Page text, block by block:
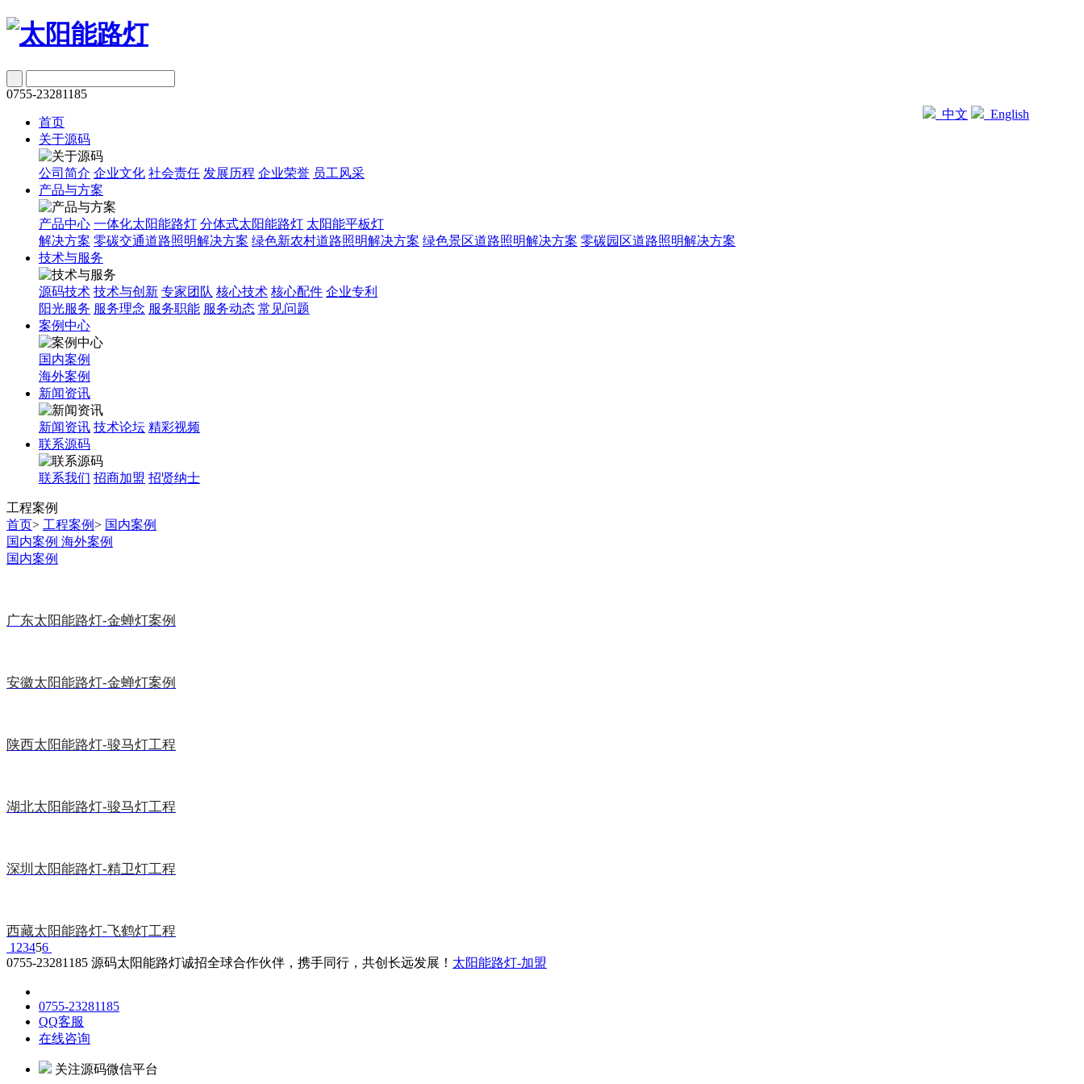
0755-23281185
中文
English
首页
关于源码
公司简介 企业文化 社会责任 发展历程 企业荣誉 员工风采
产品与方案
产品中心 一体化太阳能路灯 分体式太阳能路灯 太阳能平板灯
解决方案 零碳交通道路照明解决方案 绿色新农村道路照明解决方案 绿色景区道路照明解决方案 零碳园区道路照明解决方案
技术与服务
源码技术 技术与创新 专家团队 核心技术 核心配件 企业专利
阳光服务 服务理念 服务职能 服务动态 常见问题
案例中心
国内案例
海外案例
新闻资讯
新闻资讯 技术论坛 精彩视频
联系源码
联系我们 招商加盟 招贤纳士
工程案例
首页> 工程案例> 国内案例
国内案例 海外案例
国内案例
广东太阳能路灯-金蝉灯案例
安徽太阳能路灯-金蝉灯案例
陕西太阳能路灯-骏马灯工程
湖北太阳能路灯-骏马灯工程
深圳太阳能路灯-精卫灯工程
西藏太阳能路灯-飞鹤灯工程
1 23456
0755-23281185 源码太阳能路灯诚招全球合作伙伴，携手同行，共创长远发展！ 太阳能路灯-加盟
0755-23281185
QQ客服
在线咨询
关注源码微信平台